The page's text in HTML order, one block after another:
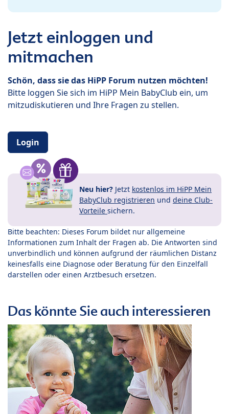
Jetzt einloggen und
mitmachen
Schön, dass sie das HiPP Forum nutzen möchten!
Bitte loggen Sie sich im HiPP Mein BabyClub ein, um
mitzudiskutieren und Ihre Fragen zu stellen.
Login
Neu hier? Jetzt kostenlos im HiPP Mein
BabyClub registrieren und deine Club-
Vorteile sichern.
Bitte beachten: Dieses Forum bildet nur allgemeine
Informationen zum Inhalt der Fragen ab. Die Antworten sind
unverbindlich und können aufgrund der räumlichen Distanz
keinesfalls eine Diagnose oder Beratung für den Einzelfall
darstellen oder einen Arztbesuch ersetzen.
Das könnte Sie auch interessieren